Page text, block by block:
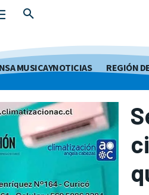
MUSICAYNOTICIAS REGIÓN